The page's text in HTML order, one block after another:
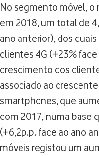
No segmento móvel,
em 2018, um total de
ano anterior), dos
clientes 4G (+23%
crescimento dos
associado ao
smartphones, que
com 2017, numa base
(+6,2p.p. face ao ano
móveis registou um